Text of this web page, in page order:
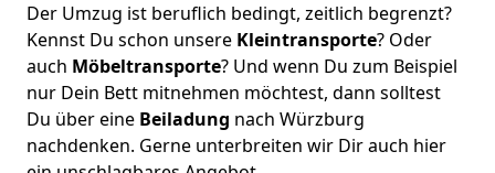
Der Umzug ist beruflich bedingt, zeitlich begrenzt?
Kennst Du schon unsere Kleintransporte? Oder
auch Möbeltransporte? Und wenn Du zum Beispiel
nur Dein Bett mitnehmen möchtest, dann solltest
Du über eine Beiladung nach Würzburg
nachdenken. Gerne unterbreiten wir Dir auch hier